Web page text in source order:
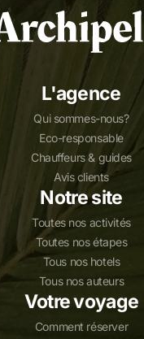
L'agence
Qui sommes-nous?
Eco-responsable
Chauffeurs & guides
Avis clients
Notre site
Toutes nos activités
Toutes nos étapes
Tous nos hotels
Tous nos auteurs
Votre voyage
Comment réserver